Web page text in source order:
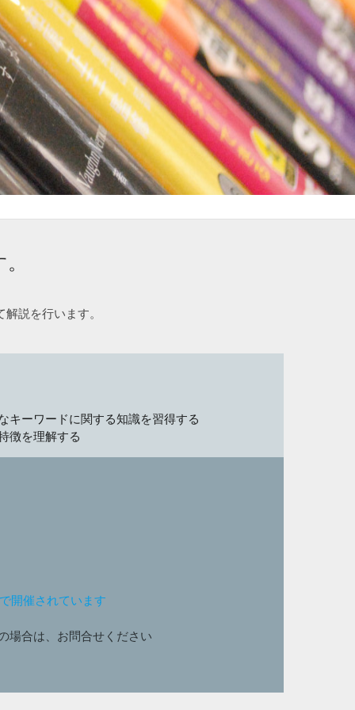
説を行います。
キーワードに関する知識を習得する
徴を理解する
開催されています
場合は、お問合せください